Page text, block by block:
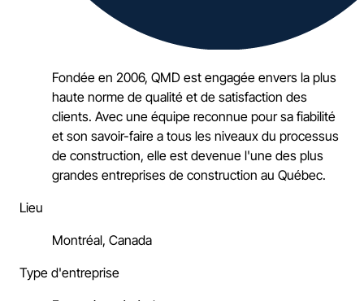
Fondée en 2006, QMD est engagée envers la plus
haute norme de qualité et de satisfaction des
clients. Avec une équipe reconnue pour sa fiabilité
et son savoir-faire a tous les niveaux du processus
de construction, elle est devenue l'une des plus
grandes entreprises de construction au Québec.
Lieu
Montréal, Canada
Type d'entreprise